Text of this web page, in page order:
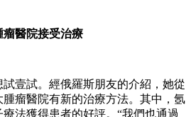
醫院接受治療
壹試。經俄羅斯朋友的介紹，她從
瘤醫院有新的治療方法。其中，氬
法獲得患者的好評。“我們也通過